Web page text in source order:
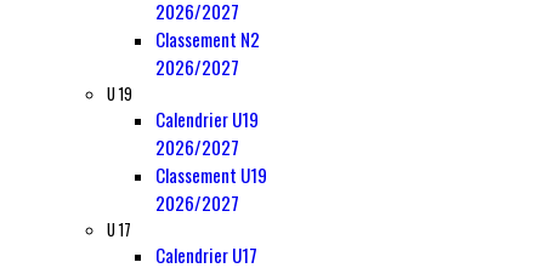
2026/2027
Classement N2
2026/2027
U 19
Calendrier U19
2026/2027
Classement U19
2026/2027
U 17
Calendrier U17